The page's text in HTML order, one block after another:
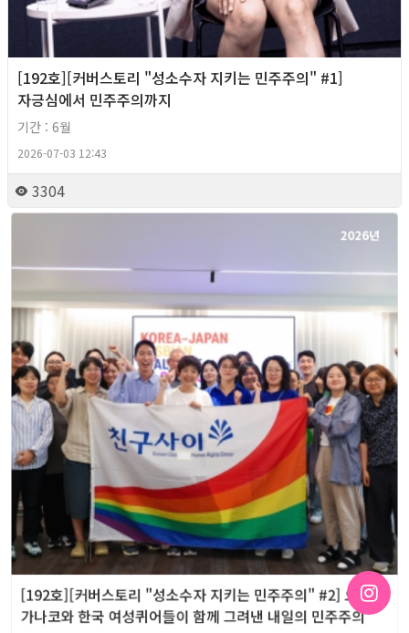
[192호][커버스토리 "성소수자 지키는 민주주의" #1]
자긍심에서 민주주의까지
기간 : 6월
2026-07-03 12:43
3304
2026년
[192호][커버스토리 "성소수자 지키는 민주주의" #2] 오츠지
가나코와 한국 여성퀴어들이 함께 그려낸 내일의 민주주의